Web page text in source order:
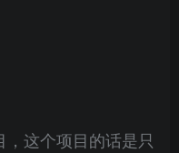
这个项目的话是只